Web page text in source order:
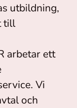
utbildning,
till
arbetar ett
Vi
och